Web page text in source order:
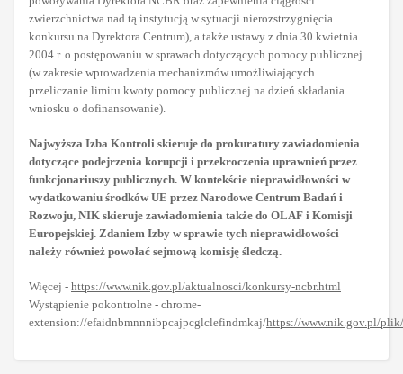
zwierzchnictwa nad tą instytucją w sytuacji nierozstrzygnięcia
konkursu na Dyrektora Centrum), a także ustawy z dnia 30 kwietnia
2004 r. o postępowaniu w sprawach dotyczących pomocy publicznej
(w zakresie wprowadzenia mechanizmów umożliwiających
przeliczanie limitu kwoty pomocy publicznej na dzień składania
wniosku o dofinansowanie).
Najwyższa Izba Kontroli skieruje do prokuratury zawiadomienia
dotyczące podejrzenia korupcji i przekroczenia uprawnień przez
funkcjonariuszy publicznych. W kontekście nieprawidłowości w
wydatkowaniu środków UE przez Narodowe Centrum Badań i
Rozwoju, NIK skieruje zawiadomienia także do OLAF i Komisji
Europejskiej. Zdaniem Izby w sprawie tych nieprawidłowości
należy również powołać sejmową komisję śledczą.
Więcej - https://www.nik.gov.pl/aktualnosci/konkursy-ncbr.html
Wystąpienie pokontrolne - chrome-
extension://efaidnbmnnnibpcajpcglclefindmkaj/https://www.nik.gov.pl/